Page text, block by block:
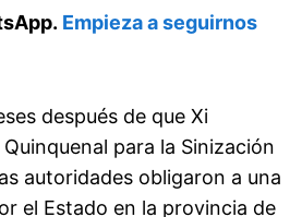
Empieza a seguirnos
después de que Xi
para la Sinización
autoridades obligaron a una
el Estado en la provincia de